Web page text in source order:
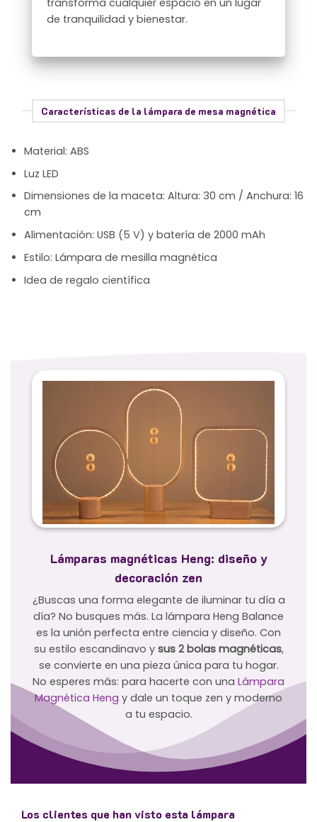
transforma cualquier espacio en un lugar
de tranquilidad y bienestar.
Características de la lámpara de mesa magnética
Material: ABS
Luz LED
Dimensiones de la maceta: Altura: 30 cm / Anchura: 16
cm
Alimentación: USB (5 V) y batería de 2000 mAh
Estilo: Lámpara de mesilla magnética
Idea de regalo científica
Lámparas magnéticas Heng: diseño y
decoración zen
¿Buscas una forma elegante de iluminar tu día a
día? No busques más. La lámpara Heng Balance
es la unión perfecta entre ciencia y diseño. Con
su estilo escandinavo y sus 2 bolas magnéticas,
se convierte en una pieza única para tu hogar.
No esperes más: para hacerte con una Lámpara
Magnética Heng y dale un toque zen y moderno
a tu espacio.
Los clientes que han visto esta lámpara